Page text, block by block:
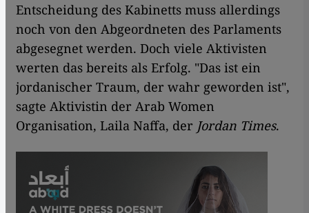
Entscheidung des Kabinetts muss allerdings
noch von den Abgeordneten des Parlaments
abgesegnet werden. Doch viele Aktivisten
werten das bereits als Erfolg. "Das ist ein
jordanischer Traum, der wahr geworden ist",
sagte Aktivistin der Arab Women
Organisation, Laila Naffa, der Jordan Times.